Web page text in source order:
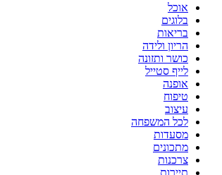
2020
אוכל
בלוגים
בריאות
הריון ולידה
כושר ותזונה
לייף סטייל
אופנה
טיפוח
עיצוב
לכל המשפחה
מסעדות
מתכונים
צרכנות
תיירות